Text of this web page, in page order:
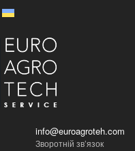
info@euroagroteh.com
Зворотній зв’язок